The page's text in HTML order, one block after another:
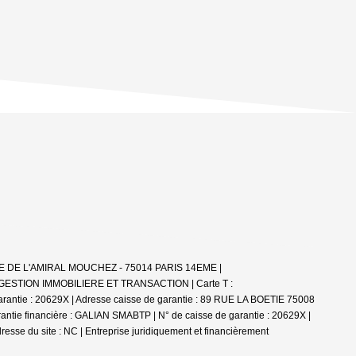
L'AMIRAL MOUCHEZ - 75014 PARIS 14EME |
IMMOBILIERE ET TRANSACTION | Carte T :
: 20629X | Adresse caisse de garantie : 89 RUE LA BOETIE 75008
financière : GALIAN SMABTP | N° de caisse de garantie : 20629X |
du site : NC |
Entreprise juridiquement et financièrement